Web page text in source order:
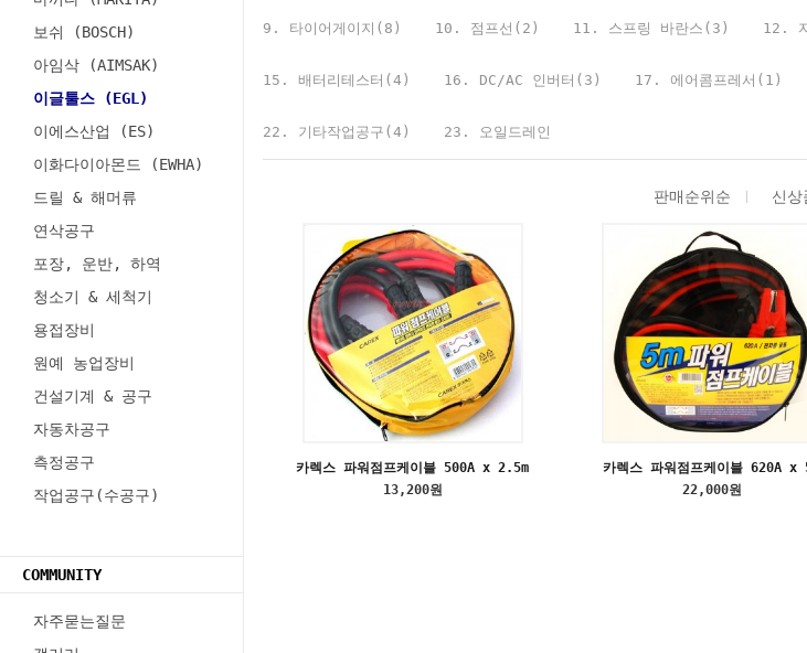
보쉬 (BOSCH)
아임삭 (AIMSAK)
이글툴스 (EGL)
이에스산업 (ES)
이화다이아몬드 (EWHA)
드릴 & 해머류
연삭공구
포장, 운반, 하역
청소기 & 세척기
용접장비
원예 농업장비
건설기계 & 공구
자동차공구
측정공구
작업공구(수공구)
COMMUNITY
자주묻는질문
9. 타이어게이지(8) 10. 점프선(2) 11. 스프링 바란스(3) 12.
15. 배터리테스터(4) 16. DC/AC 인버터(3) 17. 에어콤프레서(1)
22. 기타작업공구(4) 23. 오일드레인
판매순위순 신상
카렉스 파워점프케이블 500A x 2.5m
13,200원
카렉스 파워점프케이블 620A x
22,000원